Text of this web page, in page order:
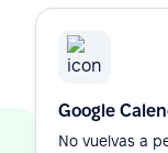
Google
No vuelvas a